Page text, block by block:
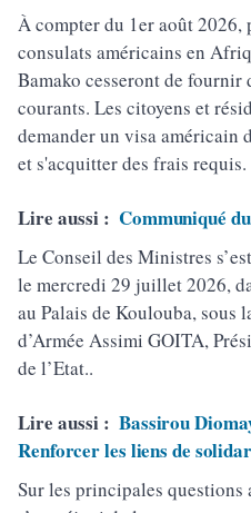
À compter du 1er août 2026,
consulats américains en
Bamako cesseront de fournir
courants. Les citoyens et
demander un visa américain
et s'acquitter des frais requis.
Lire aussi : Communiqué
Le Conseil des Ministres
le mercredi 29 juillet 2026,
au Palais de Koulouba, sous
d’Armée Assimi GOITA,
de l’Etat..
Lire aussi : Bassirou
Renforcer les liens de
Sur les principales questions